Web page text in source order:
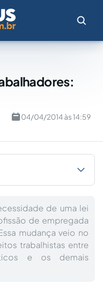
04/04/2014 às 14:59
de uma lei
de empregada
mudança veio no
trabalhistas entre
e os demais